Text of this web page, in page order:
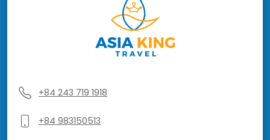
+84 243 719 1918
+84 983150513